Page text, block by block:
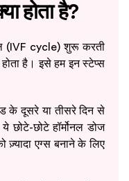
होता है?
(IVF cycle) शुरू करती
है। इसे हम इन स्टेप्स
के दूसरे या तीसरे दिन से
छोटे हॉर्मोनल डोज
एग्स बनाने के लिए